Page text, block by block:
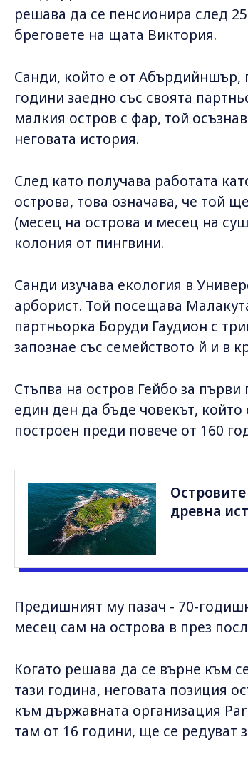
решава да се пенсионира след
бреговете на щата Виктория.
Санди, който е от Абърдийншър,
години заедно със своята
малкия остров с фар, той
неговата история.
След като получава работата
острова, това означава, че той
(месец на острова и месец на
колония от пингвини.
Санди изучава екология в
арборист. Той посещава
партньорка Боруди Гаудион с
запознае със семейството й и в
Стъпва на остров Гейбо за
един ден да бъде човекът,
построен преди повече от 160
древна
Предишният му пазач - 70-
месец сам на острова в през
Когато решава да се върне към
тази година, неговата позиция
към държавната организация
там от 16 години, ще се редуват